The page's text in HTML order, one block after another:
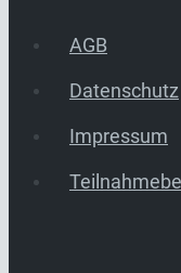
AGB
Datenschutz
Impressum